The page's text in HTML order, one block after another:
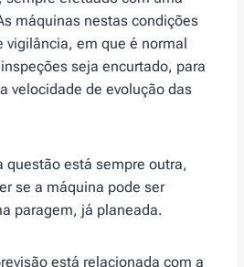
máquinas nestas condições
em que é normal
seja encurtado, para
velocidade de evolução das
questão está sempre outra,
se a máquina pode ser
paragem, já planeada.
está relacionada com a